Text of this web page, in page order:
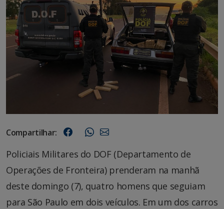
Compartilhar:
Policiais Militares do DOF (Departamento de
Operações de Fronteira) prenderam na manhã
deste domingo (7), quatro homens que seguiam
para São Paulo em dois veículos. Em um dos carros